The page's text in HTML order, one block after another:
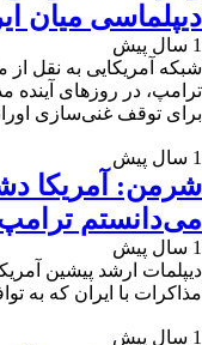
دیپلماسی میان
1 سال پیش
شبکه آمریکایی به نقل از
ترامپ، در روزهای آینده
برای توقف غنی‌سازی
1 سال پیش
شرمن: آمریکا
می‌دانستم
1 سال پیش
دیپلمات ارشد پیشین
مذاکرات با ایران که به
1 سال پیش